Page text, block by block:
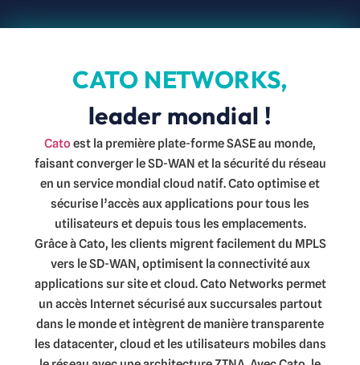
CATO NETWORKS,
leader mondial !
Cato est la première plate-forme SASE au monde,
faisant converger le SD-WAN et la sécurité du réseau
en un service mondial cloud natif. Cato optimise et
sécurise l’accès aux applications pour tous les
utilisateurs et depuis tous les emplacements.
Grâce à Cato, les clients migrent facilement du MPLS
vers le SD-WAN, optimisent la connectivité aux
applications sur site et cloud. Cato Networks permet
un accès Internet sécurisé aux succursales partout
dans le monde et intègrent de manière transparente
les datacenter, cloud et les utilisateurs mobiles dans